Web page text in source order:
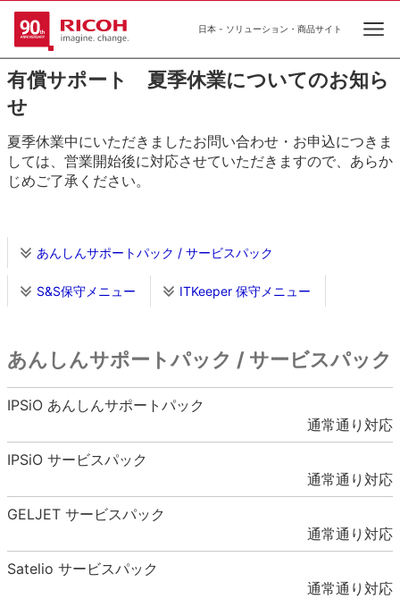
日本 - ソリューション・商品サイト
有償サポート 夏季休業についてのお知ら
せ
夏季休業中にいただきましたお問い合わせ・お申込につきま
しては、営業開始後に対応させていただきますので、あらか
じめご了承ください。
あんしんサポートパック / サービスパック
S&S保守メニュー ITKeeper 保守メニュー
あんしんサポートパック / サービスパック
IPSiO あんしんサポートパック
通常通り対応
IPSiO サービスパック
通常通り対応
GELJET サービスパック
通常通り対応
Satelio サービスパック
通常通り対応